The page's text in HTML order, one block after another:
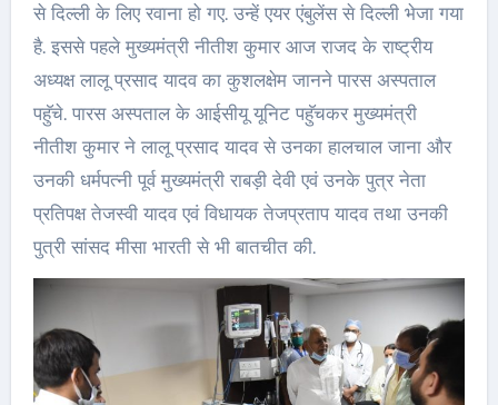
से दिल्ली के लिए रवाना हो गए. उन्हें एयर एंबुलेंस से दिल्ली भेजा गया
है. इससे पहले मुख्यमंत्री नीतीश कुमार आज राजद के राष्ट्रीय
अध्यक्ष लालू प्रसाद यादव का कुशलक्षेम जानने पारस अस्पताल
पहुॅचे. पारस अस्पताल के आईसीयू यूनिट पहुॅचकर मुख्यमंत्री
नीतीश कुमार ने लालू प्रसाद यादव से उनका हालचाल जाना और
उनकी धर्मपत्नी पूर्व मुख्यमंत्री राबड़ी देवी एवं उनके पुत्र नेता
प्रतिपक्ष तेजस्वी यादव एवं विधायक तेजप्रताप यादव तथा उनकी
पुत्री सांसद मीसा भारती से भी बातचीत की.